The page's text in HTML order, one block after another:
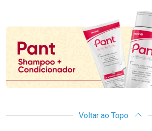
Voltar ao Topo